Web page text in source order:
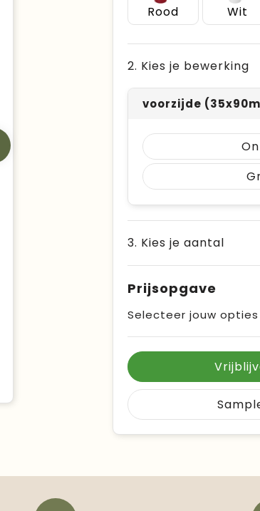
Rood Wit
2. Kies je bewerking
voorzijde
3. Kies je aantal
Prijsopgave
Selecteer jouw